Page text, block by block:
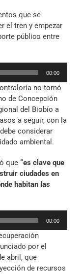
que se
el tren y empezar
público entre
00:00
no tomó
de Concepción
del Biobío a
a seguir, con la
considerar
ambiental.
que “es clave que
ciudades en
habitan las
00:00
por el
abril, que
de recursos